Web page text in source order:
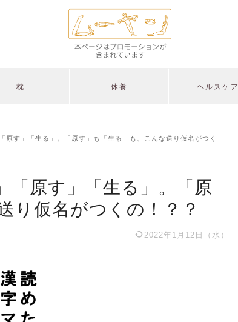
枕 休養 ヘルスケア
原す」「生る」。「原す」も「生る」も、こんな送り仮名がつく
「原す」「生る」。「原
り仮名がつくの！？？
2022年1月12日（水）